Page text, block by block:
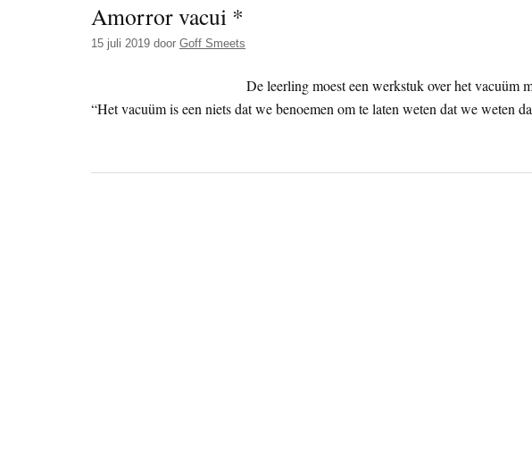
Amorror vacui *
15 juli 2019 door Goff Smeets
De leerling moest een werkstuk over het vacuüm
“Het vacuüm is een niets dat we benoemen om te laten weten dat we weten